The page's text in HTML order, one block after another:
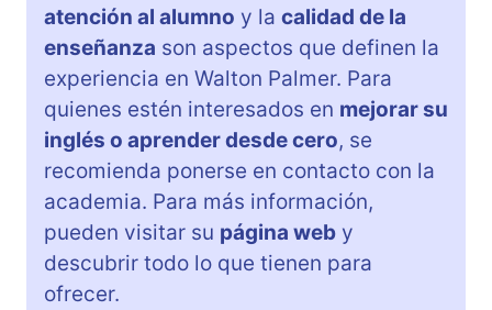
atención al alumno y la calidad de la
enseñanza son aspectos que definen la
experiencia en Walton Palmer. Para
quienes estén interesados en mejorar su
inglés o aprender desde cero, se
recomienda ponerse en contacto con la
academia. Para más información,
pueden visitar su página web y
descubrir todo lo que tienen para
ofrecer.